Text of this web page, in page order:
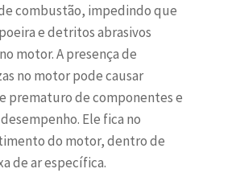
combustão, impedindo que
e detritos abrasivos
motor. A presença de
no motor pode causar
prematuro de componentes e
Ele fica no
do motor, dentro de
de ar específica.